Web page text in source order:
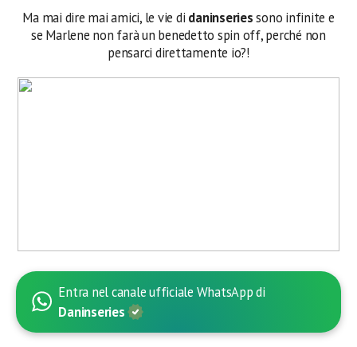
Ma mai dire mai amici, le vie di daninseriessono infinite e
se Marlene non farà un benedetto spin off, perché non
pensarci direttamente io?!
Entra nel canale ufficiale WhatsApp di
Daninseries